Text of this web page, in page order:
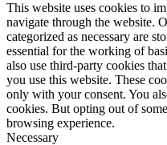
This website uses cookies to
navigate through the website.
categorized as necessary are
essential for the working of
also use third-party cookies
you use this website. These
only with your consent. You
cookies. But opting out of
browsing experience.
Necessary